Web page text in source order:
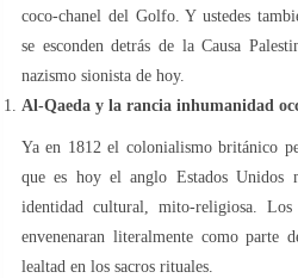
coco-chanel del Golfo. Y ustedes
se esconden detrás de la Causa
nazismo sionista de hoy.
Al-Qaeda y la rancia inhumanidad
Ya en 1812 el colonialismo británico
que es hoy el anglo Estados Unidos
identidad cultural, mito-religiosa.
envenenaran literalmente como parte
lealtad en los sacros rituales.